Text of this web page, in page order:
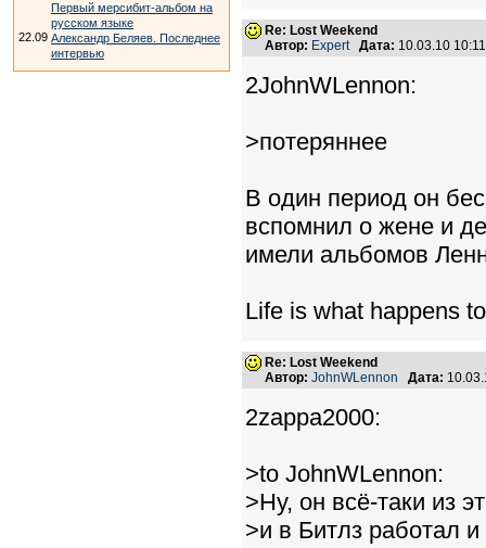
Первый мерсибит-альбом на
русском языке
22.09 Александр Беляев. Последнее
интервью
Re: Lost Weekend
Автор: Expert Дата: 10.03.10
2JohnWLennon:
>потеряннее
В один период он
вспомнил о жене и
имели альбомов
Life is what happens
Re: Lost Weekend
Автор: JohnWLennon Дата:
2zappa2000:
>to JohnWLennon:
>Ну, он всё-таки из
>и в Битлз работал